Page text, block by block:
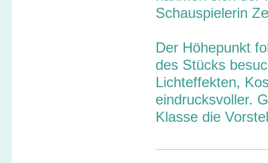
Schauspielerin
Der Höhepunkt
des Stücks
Lichteffekten,
eindrucksvoller.
Klasse die